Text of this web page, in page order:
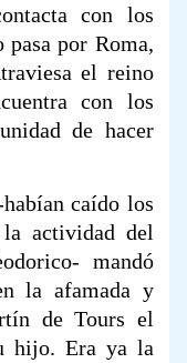
con los
pasa por Roma,
el reino
con los
de hacer
caído los
actividad del
mandó
la afamada y
de Tours el
hijo. Era ya la